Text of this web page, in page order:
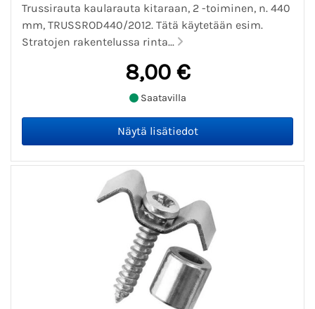
Trussirauta kaularauta kitaraan, 2 -toiminen, n. 440
mm, TRUSSROD440/2012. Tätä käytetään esim.
Stratojen rakentelussa rinta...
8,00 €
Saatavilla